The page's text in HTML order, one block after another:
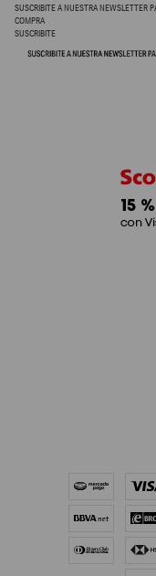
SUSCRIBITE A NUESTRA NEWSLETTER
COMPRA
SUSCRIBITE